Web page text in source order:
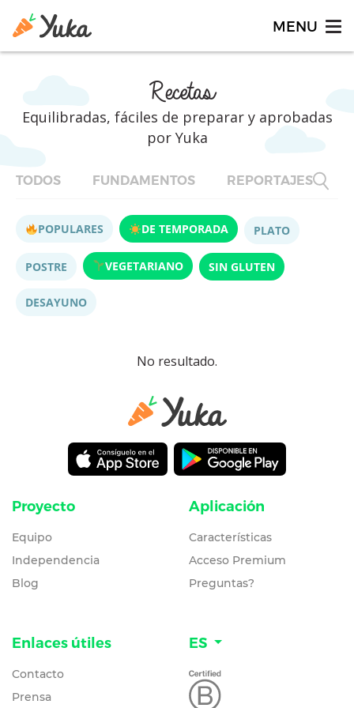
Recetas
Equilibradas, fáciles de preparar y aprobadas
por Yuka
TODOS FUNDAMENTOS REPORTAJES
POPULARES DE TEMPORADA PLATO
POSTRE VEGETARIANO SIN GLUTEN
DESAYUNO
No resultado.
Proyecto
Equipo
Independencia
Blog
Aplicación
Características
Acceso Premium
Preguntas?
Enlaces útiles
Contacto
Prensa
ES